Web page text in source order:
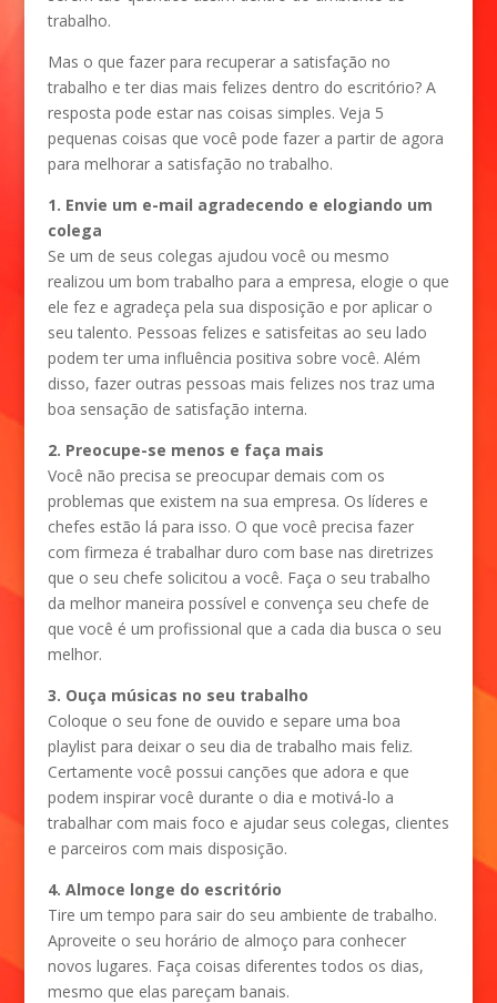
trabalho.
Mas o que fazer para recuperar a satisfação no
trabalho e ter dias mais felizes dentro do escritório? A
resposta pode estar nas coisas simples. Veja 5
pequenas coisas que você pode fazer a partir de agora
para melhorar a satisfação no trabalho.
1. Envie um e-mail agradecendo e elogiando um
colega
Se um de seus colegas ajudou você ou mesmo
realizou um bom trabalho para a empresa, elogie o que
ele fez e agradeça pela sua disposição e por aplicar o
seu talento. Pessoas felizes e satisfeitas ao seu lado
podem ter uma influência positiva sobre você. Além
disso, fazer outras pessoas mais felizes nos traz uma
boa sensação de satisfação interna.
2. Preocupe-se menos e faça mais
Você não precisa se preocupar demais com os
problemas que existem na sua empresa. Os líderes e
chefes estão lá para isso. O que você precisa fazer
com firmeza é trabalhar duro com base nas diretrizes
que o seu chefe solicitou a você. Faça o seu trabalho
da melhor maneira possível e convença seu chefe de
que você é um profissional que a cada dia busca o seu
melhor.
3. Ouça músicas no seu trabalho
Coloque o seu fone de ouvido e separe uma boa
playlist para deixar o seu dia de trabalho mais feliz.
Certamente você possui canções que adora e que
podem inspirar você durante o dia e motivá-lo a
trabalhar com mais foco e ajudar seus colegas, clientes
e parceiros com mais disposição.
4. Almoce longe do escritório
Tire um tempo para sair do seu ambiente de trabalho.
Aproveite o seu horário de almoço para conhecer
novos lugares. Faça coisas diferentes todos os dias,
mesmo que elas pareçam banais.